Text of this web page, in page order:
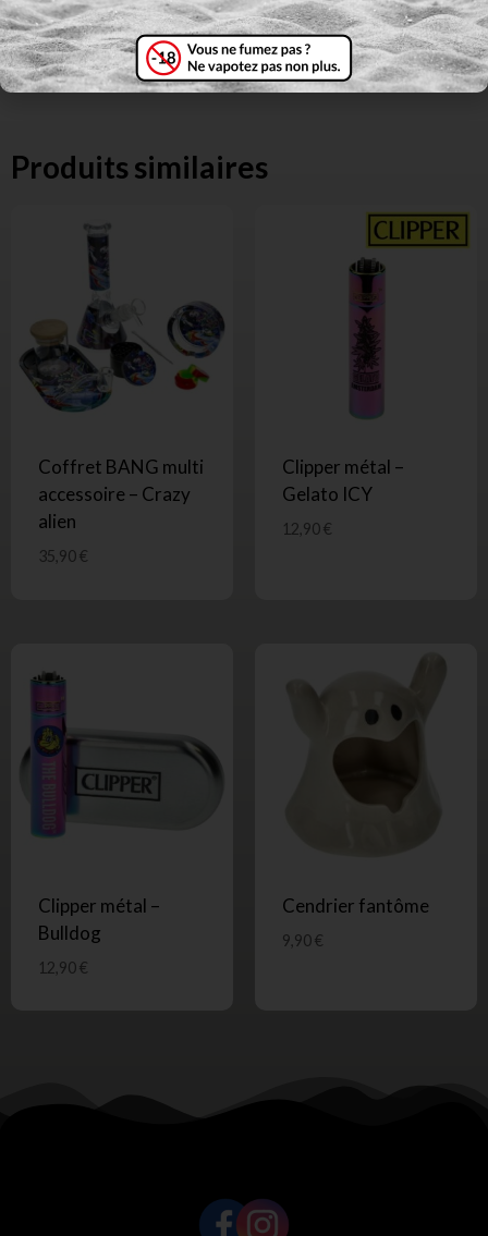
Produits similaires
Coffret BANG multi
accessoire – Crazy
alien
35,90€
Clipper métal –
Gelato ICY
12,90€
Clipper métal –
Bulldog
12,90€
Cendrier fantôme
9,90€